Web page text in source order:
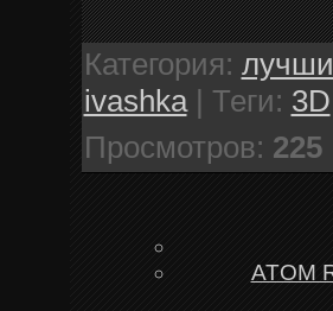
Категория:
ivashka| Теги: 3D
Просмотров: 225
ATOM